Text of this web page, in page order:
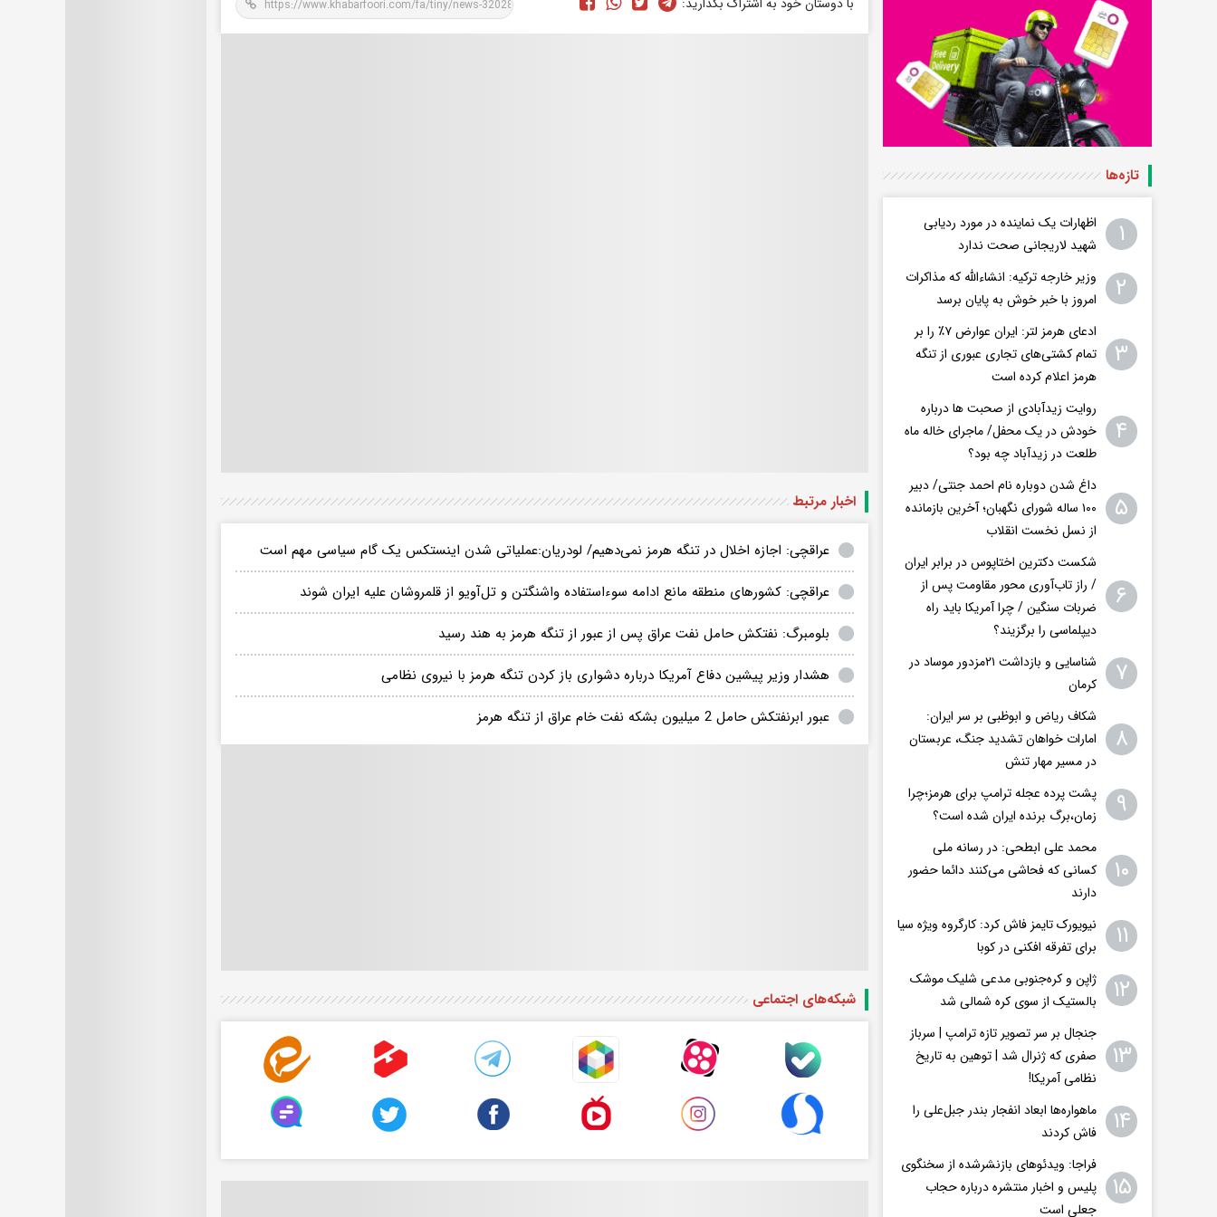
اخبار مرتبط
عراقچی: اجازه اخلال در تنگه هرمز نمی‌دهیم/ لودریان:عملیاتی شدن اینستکس یک گام سیاسی مهم است
عراقچی: کشورهای منطقه مانع ادامه سوءاستفاده واشنگتن و تل‌آویو از قلمروشان علیه ایران شوند
بلومبرگ: نفتکش حامل نفت عراق پس از عبور از تنگه هرمز به هند رسید
هشدار وزیر پیشین دفاع آمریکا درباره دشواری باز کردن تنگه هرمز با نیروی نظامی
عبور ابرنفتکش حامل 2 میلیون بشکه نفت خام عراق از تنگه هرمز
شبکه‌های اجتماعی
تازه‌ها
۱
اظهارات یک نماینده در مورد ردیابی
شهید لاریجانی صحت ندارد
۲
وزیر خارجه ترکیه: انشاءالله که مذاکرات
امروز با خبر خوش به پایان برسد
۳
ادعای هرمز لتر: ایران عوارض ۷٪ را بر
تمام کشتی‌های تجاری عبوری از تنگه
هرمز اعلام کرده است
۴
روایت زیدآبادی از صحبت ها درباره
خودش در یک محفل/ ماجرای خاله ماه
طلعت در زیدآباد چه بود؟
۵
داغ شدن دوباره نام احمد جنتی/ دبیر
۱۰۰ ساله شورای نگهبان؛ آخرین بازمانده
از نسل نخست انقلاب
۶
شکست دکترین اختاپوس در برابر ایران
/ راز تاب‌آوری محور مقاومت پس از
ضربات سنگین / چرا آمریکا باید راه
دیپلماسی را برگزیند؟
۷
شناسایی و بازداشت ۲۱مزدور موساد در
کرمان
۸
شکاف ریاض و ابوظبی بر سر ایران:
امارات خواهان تشدید جنگ، عربستان
در مسیر مهار تنش
۹
پشت پرده عجله ترامپ برای هرمز؛چرا
زمان،برگ برنده ایران شده است؟
۱۰
محمد علی ابطحی: در رسانه ملی
کسانی که فحاشی می‌کنند دائما حضور
دارند
۱۱
نیویورک تایمز فاش کرد: کارگروه ویژه سیا
برای تفرقه افکنی در کوبا
۱۲
ژاپن و کره‌جنوبی مدعی شلیک موشک
بالستیک از سوی کره شمالی شد
۱۳
جنجال بر سر تصویر تازه ترامپ | سرباز
صفری که ژنرال شد | توهین به تاریخ
نظامی آمریکا!
۱۴
ماهواره‌ها ابعاد انفجار بندر جبل‌علی را
فاش کردند
۱۵
فراجا: ویدئوهای بازنشرشده از سخنگوی
پلیس و اخبار منتشره درباره حجاب
جعلی است